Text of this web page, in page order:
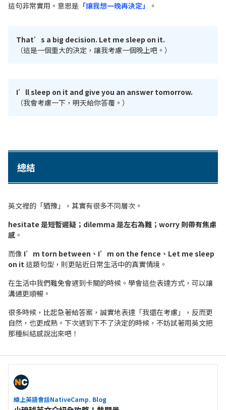
這句非常實用。意思是 「讓我想一晚再決定」 。
That’s a big decision. Let me sleep on it.
（這是一個重大的決定，讓我考慮一個晚上吧。）
I’ll sleep on it and give you an answer tomorrow.
（我會考慮一下，明天給你答覆。）
總結
英文裡的「猶豫」，其實有很多不同層次。
hesitate 是短暫遲疑；dilemma 是左右為難；worry 則帶有焦慮
感 。
而像 I’m torn between、I’m on the fence、Let me sleep
on it這類句型，則更貼近日常生活中的真實情境。
在生活中我們難免會遇到卡關的時候。學會這些表達方式，可以讓
溝通更順暢。
很多時候，比起急著給答案，誠實地表達「我還在考慮」，反而更
自然，也更成熟。下次遇到下不了決定的時候，不妨試著用英文把
那種糾結感說出來吧！
線上英語會話NativeCamp. Blog